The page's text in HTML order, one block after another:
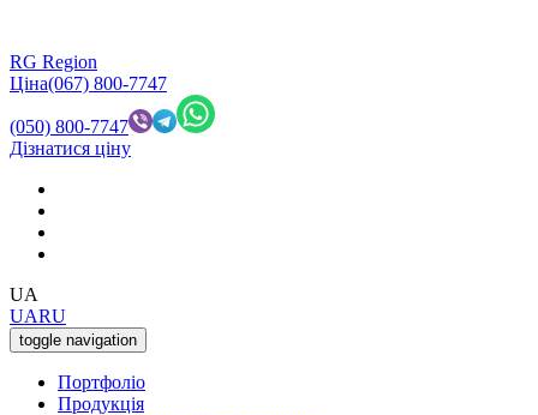
RG Region
Ціна(067) 800-7747
(050) 800-7747
Дізнатися ціну
UA
UARU
toggle navigation
Портфоліо
Продукція